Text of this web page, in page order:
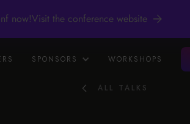
now!Visit the conference website
SPONSORS WORKSHOPS
ALL TALKS